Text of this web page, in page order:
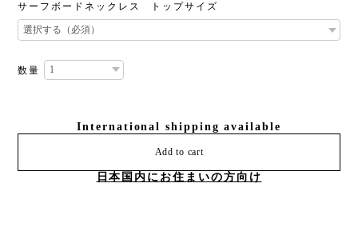
サーフボードネックレス トップサイズ
数量
International shipping available
Add to cart
日本国内にお住まいの方向け